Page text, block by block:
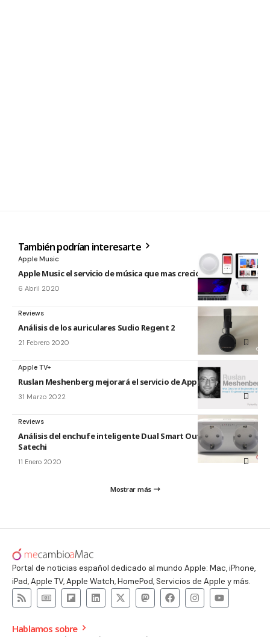
También podrían interesarte
Apple Music
Apple Music el servicio de música que mas creció en 2019
6 Abril 2020
Reviews
Análisis de los auriculares Sudio Regent 2
21 Febrero 2020
Apple TV+
Ruslan Meshenberg mejorará el servicio de Apple TV +
31 Marzo 2022
Reviews
Análisis del enchufe inteligente Dual Smart Outlet de
Satechi
11 Enero 2020
Mostrar más
Portal de noticias español dedicado al mundo Apple: Mac, iPhone,
iPad, Apple TV, Apple Watch, HomePod, Servicios de Apple y más.
Hablamos sobre